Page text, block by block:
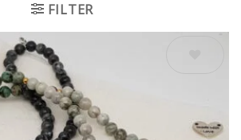
FILTER